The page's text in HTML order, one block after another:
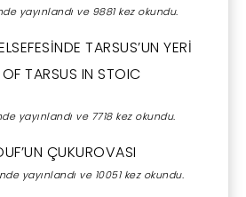
yayınlandı ve 9881 kez okundu.
TARSUS’UN YERİ
TARSUS IN STOIC
yayınlandı ve 7718 kez okundu.
ÇUKUROVASI
yayınlandı ve 10051 kez okundu.